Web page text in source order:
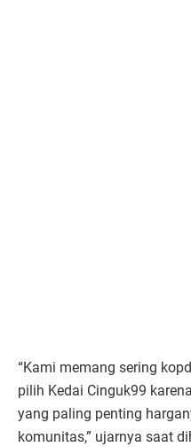
“Kami memang sering
pilih Kedai Cinguk99
yang paling penting
komunitas,” ujarnya saat